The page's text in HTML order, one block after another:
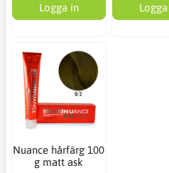
Logga in
Nuance hårfärg 100
g matt ask